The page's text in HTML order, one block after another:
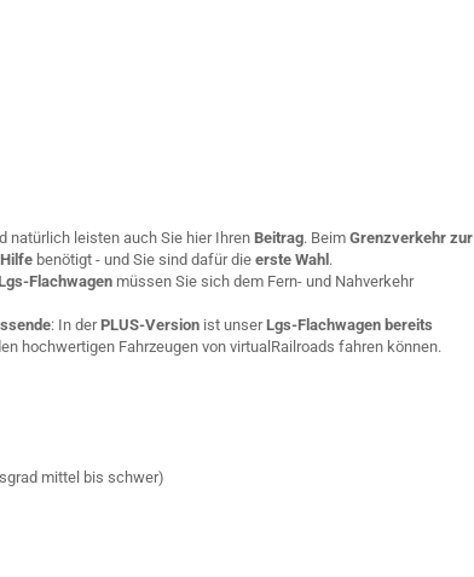
natürlich leisten auch Sie hier IhrenBeitrag. Beim Grenzverkehr zur
benötigt - und Sie sind dafür die erste Wahl .
Flachwagen müssen Sie sich dem Fern- und Nahverkehr
: In derPLUS-Version ist unserLgs-Flachwagen bereits
hochwertigen Fahrzeugen von virtualRailroads fahren können.
mittel bis schwer)